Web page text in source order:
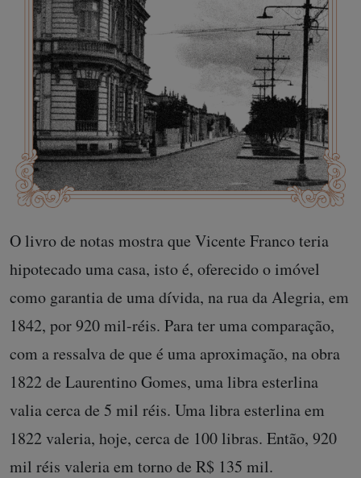
O livro de notas mostra que Vicente Franco teria
hipotecado uma casa, isto é, oferecido o imóvel
como garantia de uma dívida, na rua da Alegria, em
1842, por 920 mil-réis. Para ter uma comparação,
com a ressalva de que é uma aproximação, na obra
1822 de Laurentino Gomes, uma libra esterlina
valia cerca de 5 mil réis. Uma libra esterlina em
1822 valeria, hoje, cerca de 100 libras. Então, 920
mil réis valeria em torno de R$ 135 mil.